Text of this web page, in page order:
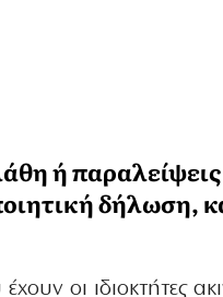
ή παραλείψεις
δήλωση,
έχουν οι ιδιοκτήτες